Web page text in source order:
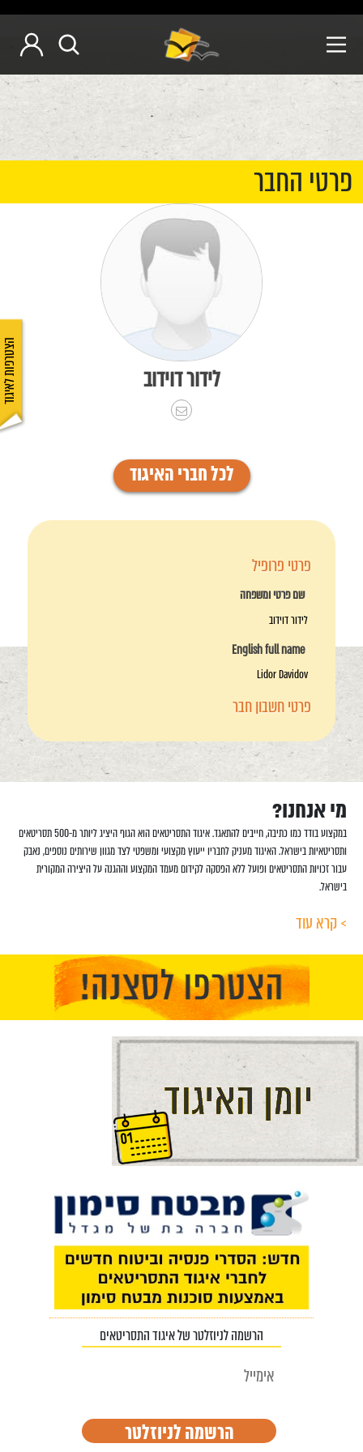
הצטרפות לאיגוד
פרטי החבר
לידור דוידוב
לכל חברי האיגוד
פרטי פרופיל
שם פרטי ומשפחה
לידור דוידוב
English full name
Lidor Davidov
פרטי חשבון חבר
מי אנחנו?
במקצוע בודד כמו כתיבה, חייבים להתאגד. איגוד התסריטאים הוא הגוף היציג ליותר מ-500 תסריטאים
ותסריטאיות בישראל. האיגוד מעניק לחבריו ייעוץ מקצועי ומשפטי לצד מגוון שירותים נוספים, נאבק
עבור זכויות התסריטאים ופועל ללא הפסקה לקידום מעמד המקצוע וההגנה על היצירה המקורית
בישראל.
> קרא עוד
הרשמה לניוזלטר של איגוד התסריטאים